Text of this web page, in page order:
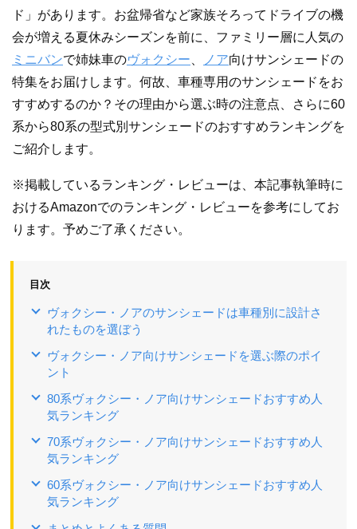
ド」があります。お盆帰省など家族そろってドライブの機
会が増える夏休みシーズンを前に、ファミリー層に人気の
ミニバンで姉妹車のヴォクシー ノア向けサンシェードの
特集をお届けします。何故、車種専用のサンシェードをお
すすめするのか？その理由から選ぶ時の注意点、さらに60
系から80系の型式別サンシェードのおすすめランキングを
ご紹介します。
※掲載しているランキング・レビューは、本記事執筆時に
おけるAmazonでのランキング・レビューを参考にしてお
ります。予めご了承ください。
目次
ヴォクシー・ノアのサンシェードは車種別に設計さ
れたものを選ぼう
ヴォクシー・ノア向けサンシェードを選ぶ際のポイ
ント
80系ヴォクシー・ノア向けサンシェードおすすめ人
気ランキング
70系ヴォクシー・ノア向けサンシェードおすすめ人
気ランキング
60系ヴォクシー・ノア向けサンシェードおすすめ人
気ランキング